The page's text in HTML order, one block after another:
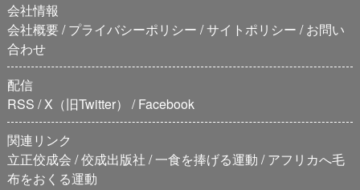
会社情報
会社概要 プライバシーポリシー サイトポリシー
お問い
合わせ
配信
RSS X（旧Twitter）
Facebook
関連リンク
立正佼成会 佼成出版社 一食を捧げる運動
アフリカへ毛
布をおくる運動